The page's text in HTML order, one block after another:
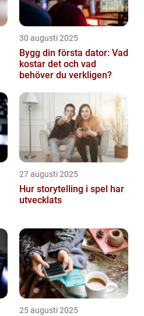
30 augusti 2025
Bygg din första dator: Vad
kostar det och vad
behöver du verkligen?
27 augusti 2025
Hur storytelling i spel har
utvecklats
25 augusti 2025